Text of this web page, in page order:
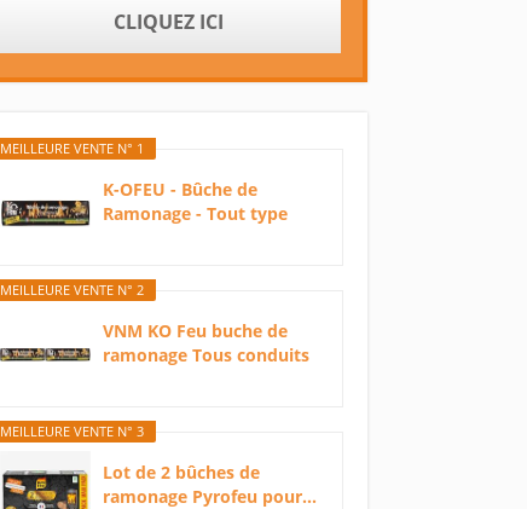
CLIQUEZ ICI
MEILLEURE VENTE N° 1
K-OFEU - Bûche de
Ramonage - Tout type
MEILLEURE VENTE N° 2
VNM KO Feu buche de
ramonage Tous conduits
MEILLEURE VENTE N° 3
Lot de 2 bûches de
ramonage Pyrofeu pour...